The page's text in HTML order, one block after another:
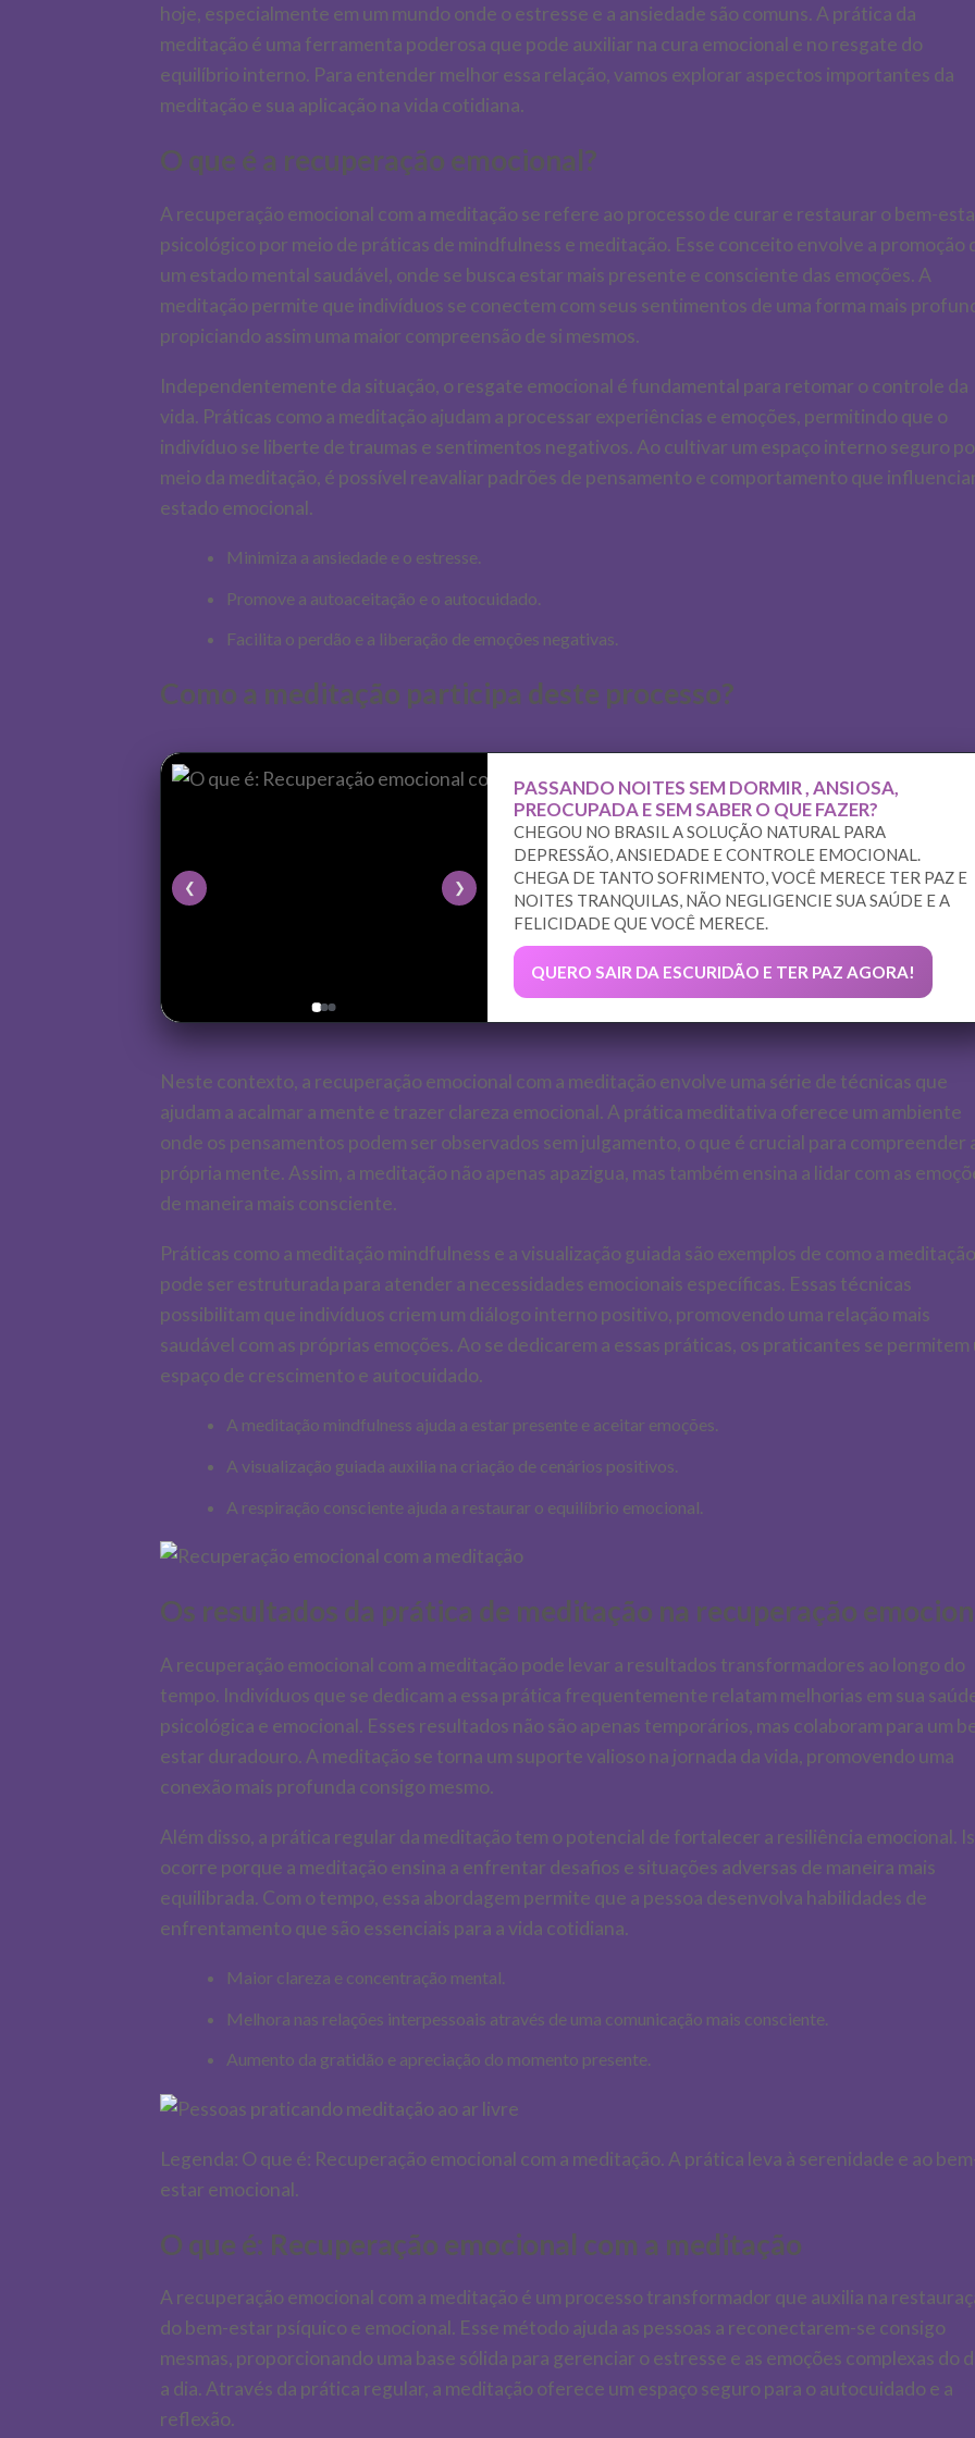
hoje, especialmente em um mundo onde o estresse e a ansiedade são comuns. A prática da
meditação é uma ferramenta poderosa que pode auxiliar na cura emocional e no resgate do
equilíbrio interno. Para entender melhor essa relação, vamos explorar aspectos importantes da
meditação e sua aplicação na vida cotidiana.
O que é a recuperação emocional?
A recuperação emocional com a meditação se refere ao processo de curar e restaurar o bem-
psicológico por meio de práticas de mindfulness e meditação. Esse conceito envolve a promoção
um estado mental saudável, onde se busca estar mais presente e consciente das emoções. A
meditação permite que indivíduos se conectem com seus sentimentos de uma forma mais
propiciando assim uma maior compreensão de si mesmos.
Independentemente da situação, o resgate emocional é fundamental para retomar o controle da
vida. Práticas como a meditação ajudam a processar experiências e emoções, permitindo que o
indivíduo se liberte de traumas e sentimentos negativos. Ao cultivar um espaço interno seguro
meio da meditação, é possível reavaliar padrões de pensamento e comportamento que
estado emocional.
Minimiza a ansiedade e o estresse.
Promove a autoaceitação e o autocuidado.
Facilita o perdão e a liberação de emoções negativas.
Como a meditação participa deste processo?
❮ ❯
PASSANDO NOITES SEM DORMIR , ANSIOSA,
PREOCUPADA E SEM SABER O QUE FAZER?
CHEGOU NO BRASIL A SOLUÇÃO NATURAL PARA
DEPRESSÃO, ANSIEDADE E CONTROLE EMOCIONAL.
CHEGA DE TANTO SOFRIMENTO, VOCÊ MERECE TER PAZ E
NOITES TRANQUILAS, NÃO NEGLIGENCIE SUA SAÚDE E A
FELICIDADE QUE VOCÊ MERECE.
QUERO SAIR DA ESCURIDÃO E TER PAZ AGORA!
Neste contexto, a recuperação emocional com a meditação envolve uma série de técnicas que
ajudam a acalmar a mente e trazer clareza emocional. A prática meditativa oferece um ambiente
onde os pensamentos podem ser observados sem julgamento, o que é crucial para compreender
própria mente. Assim, a meditação não apenas apazigua, mas também ensina a lidar com as
de maneira mais consciente.
Práticas como a meditação mindfulness e a visualização guiada são exemplos de como a meditação
pode ser estruturada para atender a necessidades emocionais específicas. Essas técnicas
possibilitam que indivíduos criem um diálogo interno positivo, promovendo uma relação mais
saudável com as próprias emoções. Ao se dedicarem a essas práticas, os praticantes se permitem
espaço de crescimento e autocuidado.
A meditação mindfulness ajuda a estar presente e aceitar emoções.
A visualização guiada auxilia na criação de cenários positivos.
A respiração consciente ajuda a restaurar o equilíbrio emocional.
Os resultados da prática de meditação na recuperação
A recuperação emocional com a meditação pode levar a resultados transformadores ao longo do
tempo. Indivíduos que se dedicam a essa prática frequentemente relatam melhorias em sua
psicológica e emocional. Esses resultados não são apenas temporários, mas colaboram para um
estar duradouro. A meditação se torna um suporte valioso na jornada da vida, promovendo uma
conexão mais profunda consigo mesmo.
Além disso, a prática regular da meditação tem o potencial de fortalecer a resiliência emocional.
ocorre porque a meditação ensina a enfrentar desafios e situações adversas de maneira mais
equilibrada. Com o tempo, essa abordagem permite que a pessoa desenvolva habilidades de
enfrentamento que são essenciais para a vida cotidiana.
Maior clareza e concentração mental.
Melhora nas relações interpessoais através de uma comunicação mais consciente.
Aumento da gratidão e apreciação do momento presente.
Legenda: O que é: Recuperação emocional com a meditação. A prática leva à serenidade e ao
estar emocional.
O que é: Recuperação emocional com a meditação
A recuperação emocional com a meditação é um processo transformador que auxilia na
do bem-estar psíquico e emocional. Esse método ajuda as pessoas a reconectarem-se consigo
mesmas, proporcionando uma base sólida para gerenciar o estresse e as emoções complexas do
a dia. Através da prática regular, a meditação oferece um espaço seguro para o autocuidado e a
reflexão.